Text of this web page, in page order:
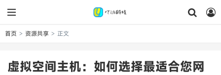
首页 > 资源共享 > 正文
虚拟空间主机：如何选择最适合您网